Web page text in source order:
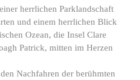
herrlichen Parklandschaft
und einem herrlichen Blick
Ozean, die Insel Clare
Patrick, mitten im Herzen
Nachfahren der berühmten